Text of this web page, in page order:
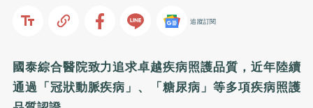
追蹤訂閱
國泰綜合醫院致力追求卓越疾病照護品質，近年陸續
通過「冠狀動脈疾病」、「糖尿病」等多項疾病照護